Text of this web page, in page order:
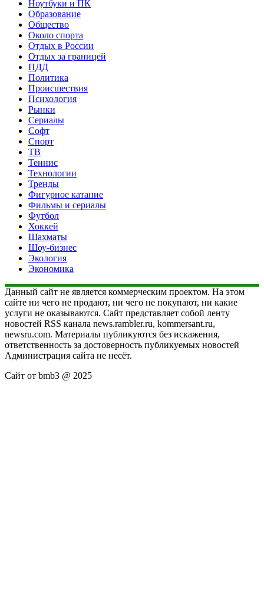
Ноутбуки и ПК
Образование
Общество
Около спорта
Отдых в России
Отдых за границей
ПДД
Политика
Происшествия
Психология
Рынки
Сериалы
Софт
Спорт
ТВ
Теннис
Технологии
Тренды
Фигурное катание
Фильмы и сериалы
Футбол
Хоккей
Шахматы
Шоу-бизнес
Экология
Экономика
Данный сайт не является коммерческим проектом. На этом
сайте ни чего не продают, ни чего не покупают, ни какие
услуги не оказываются. Сайт представляет собой ленту
новостей RSS канала news.rambler.ru, kommersant.ru,
newsru.com. Материалы публикуются без искажения,
ответственность за достоверность публикуемых новостей
Администрация сайта не несёт.
Сайт от bmb3 @ 2025